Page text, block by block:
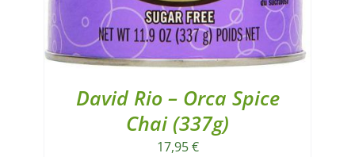
David Rio – Orca Spice
Chai (337g)
17,95€